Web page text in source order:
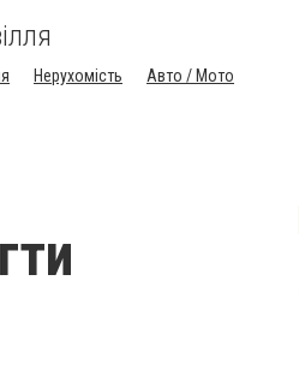
Нерухомість
Авто / Мото